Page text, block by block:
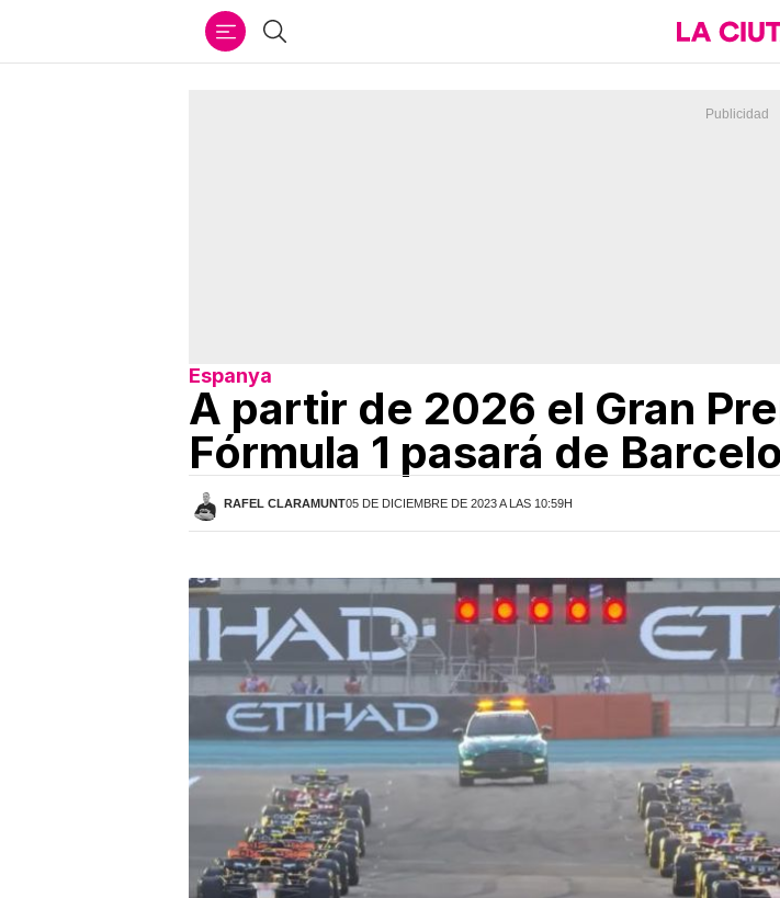
Buscar
Espanya
A partir de 2026 el Gran
Fórmula 1 pasará de
RAFEL CLARAMUNT05 DE DICIEMBRE DE 2023 A LAS 10:59H